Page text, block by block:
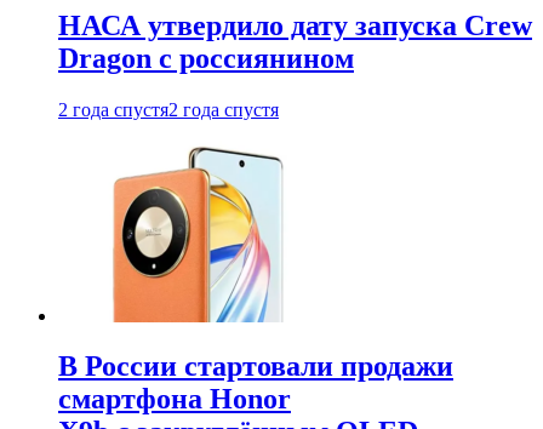
НАСА утвердило дату запуска Crew
Dragon с россиянином
2 года спустя2 года спустя
В России стартовали продажи
смартфона Honor